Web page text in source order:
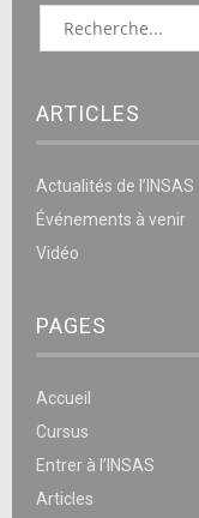
ARTICLES
Actualités de l’INSAS
Événements à venir
Vidéo
PAGES
Accueil
Cursus
Entrer à l’INSAS
Articles